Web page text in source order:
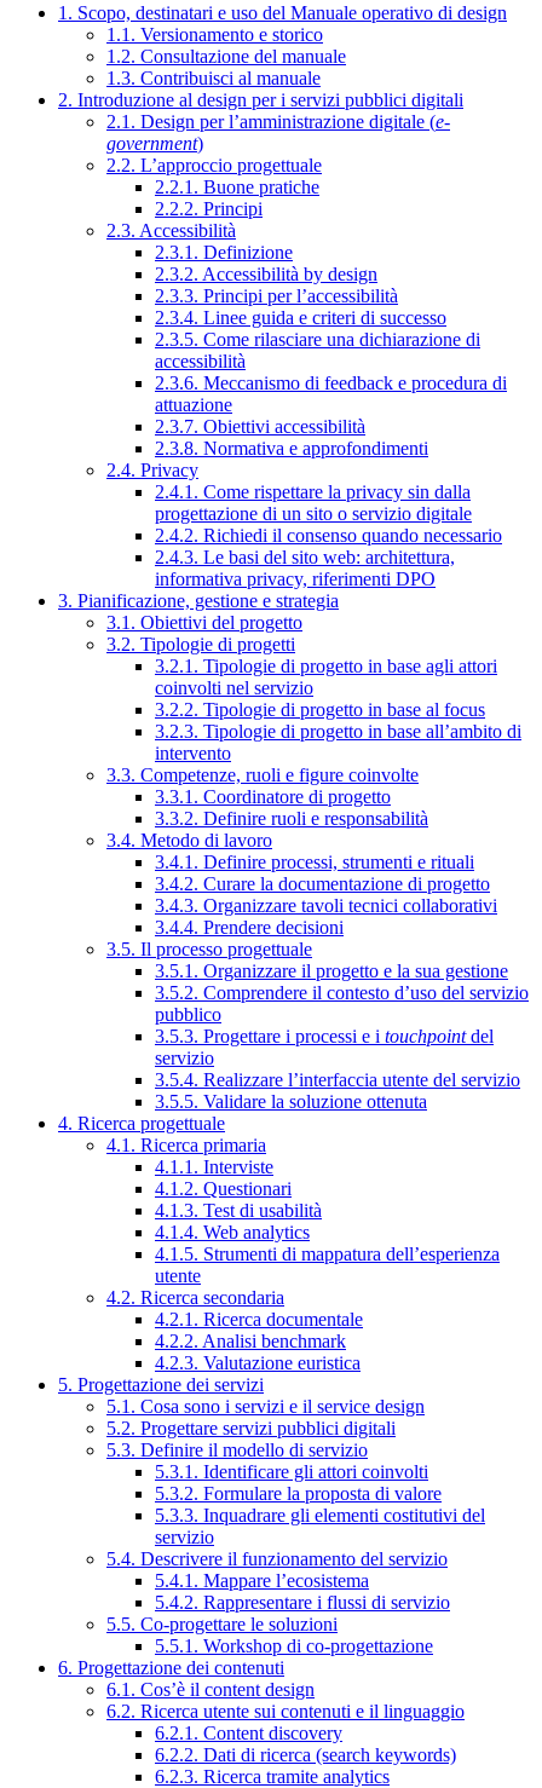
1. Scopo, destinatari e uso del Manuale operativo di design
1.1. Versionamento e storico
1.2. Consultazione del manuale
1.3. Contribuisci al manuale
2. Introduzione al design per i servizi pubblici digitali
2.1. Design per l’amministrazione digitale (e-
government)
2.2. L’approccio progettuale
2.2.1. Buone pratiche
2.2.2. Principi
2.3. Accessibilità
2.3.1. Definizione
2.3.2. Accessibilità by design
2.3.3. Principi per l’accessibilità
2.3.4. Linee guida e criteri di successo
2.3.5. Come rilasciare una dichiarazione di
accessibilità
2.3.6. Meccanismo di feedback e procedura di
attuazione
2.3.7. Obiettivi accessibilità
2.3.8. Normativa e approfondimenti
2.4. Privacy
2.4.1. Come rispettare la privacy sin dalla
progettazione di un sito o servizio digitale
2.4.2. Richiedi il consenso quando necessario
2.4.3. Le basi del sito web: architettura,
informativa privacy, riferimenti DPO
3. Pianificazione, gestione e strategia
3.1. Obiettivi del progetto
3.2. Tipologie di progetti
3.2.1. Tipologie di progetto in base agli attori
coinvolti nel servizio
3.2.2. Tipologie di progetto in base al focus
3.2.3. Tipologie di progetto in base all’ambito di
intervento
3.3. Competenze, ruoli e figure coinvolte
3.3.1. Coordinatore di progetto
3.3.2. Definire ruoli e responsabilità
3.4. Metodo di lavoro
3.4.1. Definire processi, strumenti e rituali
3.4.2. Curare la documentazione di progetto
3.4.3. Organizzare tavoli tecnici collaborativi
3.4.4. Prendere decisioni
3.5. Il processo progettuale
3.5.1. Organizzare il progetto e la sua gestione
3.5.2. Comprendere il contesto d’uso del servizio
pubblico
3.5.3. Progettare i processi e i touchpointdel
servizio
3.5.4. Realizzare l’interfaccia utente del servizio
3.5.5. Validare la soluzione ottenuta
4. Ricerca progettuale
4.1. Ricerca primaria
4.1.1. Interviste
4.1.2. Questionari
4.1.3. Test di usabilità
4.1.4. Web analytics
4.1.5. Strumenti di mappatura dell’esperienza
utente
4.2. Ricerca secondaria
4.2.1. Ricerca documentale
4.2.2. Analisi benchmark
4.2.3. Valutazione euristica
5. Progettazione dei servizi
5.1. Cosa sono i servizi e il service design
5.2. Progettare servizi pubblici digitali
5.3. Definire il modello di servizio
5.3.1. Identificare gli attori coinvolti
5.3.2. Formulare la proposta di valore
5.3.3. Inquadrare gli elementi costitutivi del
servizio
5.4. Descrivere il funzionamento del servizio
5.4.1. Mappare l’ecosistema
5.4.2. Rappresentare i flussi di servizio
5.5. Co-progettare le soluzioni
5.5.1. Workshop di co-progettazione
6. Progettazione dei contenuti
6.1. Cos’è il content design
6.2. Ricerca utente sui contenuti e il linguaggio
6.2.1. Content discovery
6.2.2. Dati di ricerca (search keywords)
6.2.3. Ricerca tramite analytics